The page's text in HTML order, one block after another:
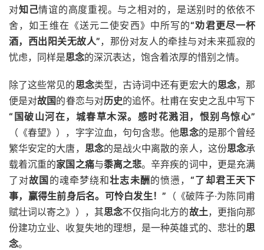
对知己情谊的高度重视。与之相对的，是送别时的依依不
舍，如王维在《送元二使安西》中所写的“劝君更尽一杯
酒，西出阳关无故人”，那份对友人的牵挂与对未来孤寂的
忧虑，同样是思念的深沉表达，饱含着浓厚的惜别之情。
除了这些常见的思念类型，古诗词中还有更宏大的思念，那
便是对故国的眷恋与对历史的追怀。杜甫在安史之乱中写下
“国破山河在，城春草木深。感时花溅泪，恨别鸟惊心”
（《春望》），字字泣血，句句含悲。他思念的是那个曾经
繁华安定的大唐， 思念的是战火中离散的亲人，这份思念承
载着沉重的家国之痛与黍离之悲。辛弃疾的词中，更是充满
了对故国 的魂牵梦绕和壮志未酬 的愤懑，“了却君王天下
事，赢得生前身后名。可怜白发生！” （《破阵子·为陈同甫
赋壮词以寄之》），其思念不仅指向北方的故土，更指向那
份建功立业、收复失地的理想，是一种英雄式的、悲壮的思
念。